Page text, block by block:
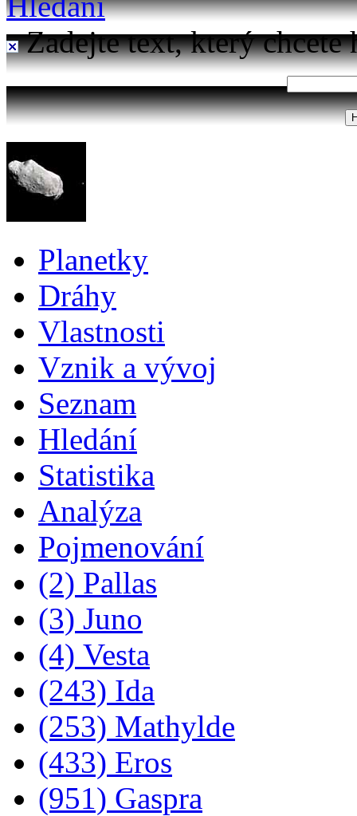
Zadejte text, který chcete
Planetky
Dráhy
Vlastnosti
Vznik a vývoj
Seznam
Hledání
Statistika
Analýza
Pojmenování
(2) Pallas
(3) Juno
(4) Vesta
(243) Ida
(253) Mathylde
(433) Eros
(951) Gaspra